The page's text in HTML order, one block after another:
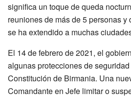
significa un toque de queda
reuniones de más de 5 personas y
se ha extendido a muchas
El 14 de febrero de 2021, el
algunas protecciones de
Constitución de Birmania. Una
Comandante en Jefe limitar o